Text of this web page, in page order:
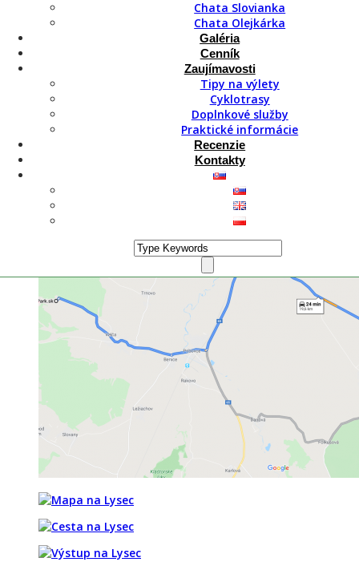
Chata Slovianka
Chata Olejkárka
Galéria
Cenník
Zaujímavosti
Tipy na výlety
Cyklotrasy
Doplnkové služby
Praktické informácie
Recenzie
Kontakty
K vrchu Lysec sa viete z chát Woodpark dostať
autom alebo aj na bicykli. Vzdialenosť od chát k
parkovisku lyžiarskeho strediska Ski resort Jasenská
dolina, kde vám odporúčame nechať auto, je
necelých 20 km. Na Lysec vo Veľkej Fatre sa môžete
vybrať až tromi rozdielnymi cestami. My vám
opíšeme tú s najlepšími výhľadmi.